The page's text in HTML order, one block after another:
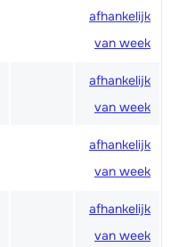
afhankelijk
van week
afhankelijk
van week
afhankelijk
van week
afhankelijk
van week